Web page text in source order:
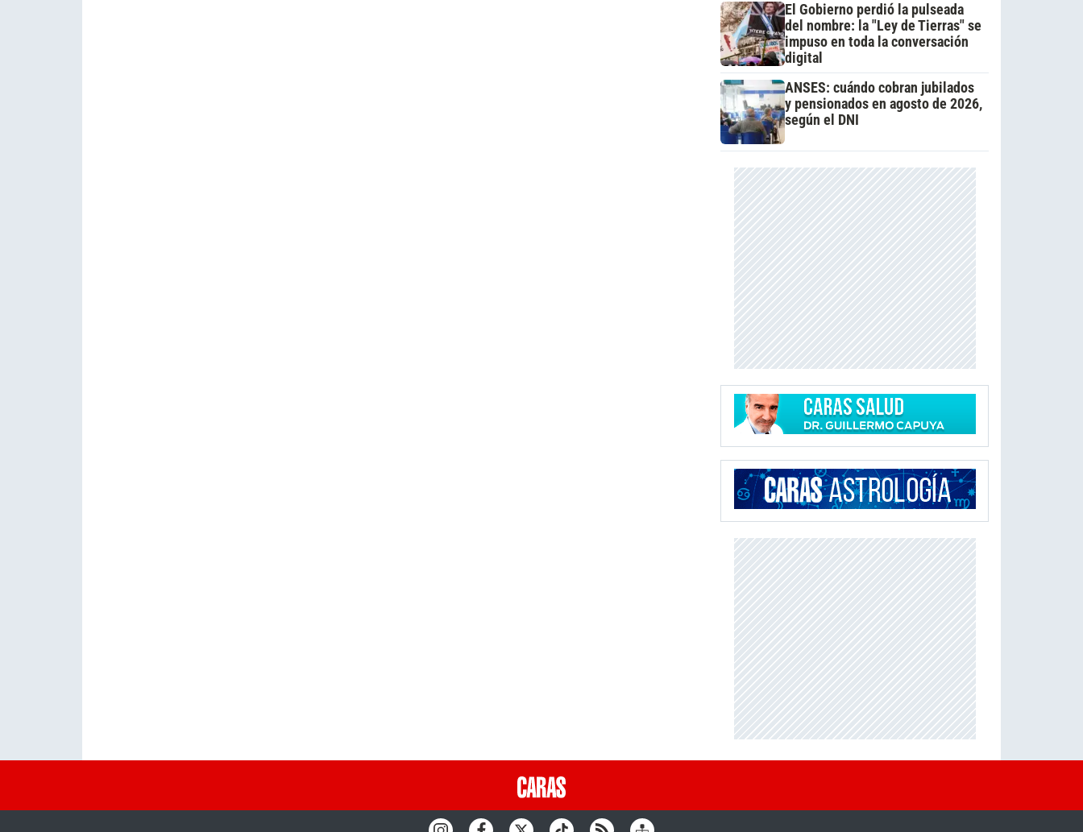
El Gobierno perdió la pulseada
del nombre: la "Ley de Tierras" se
impuso en toda la conversación
digital
ANSES: cuándo cobran jubilados
y pensionados en agosto de 2026,
según el DNI